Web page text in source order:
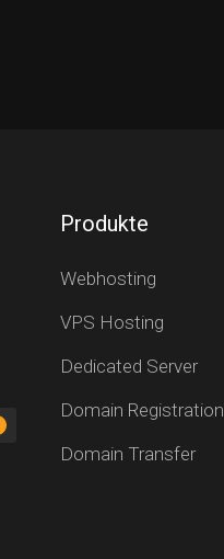
Produkte
Webhosting
VPS Hosting
Dedicated Server
Domain Registration
Domain Transfer